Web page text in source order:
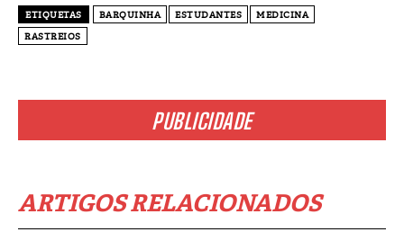
PUBLICIDADE
ARTIGOS RELACIONADOS
ETIQUETAS BARQUINHA ESTUDANTES
MEDICINA
RASTREIOS